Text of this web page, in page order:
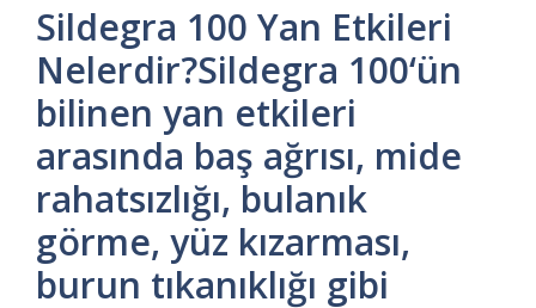
Sildegra 100 Yan Etkileri
Nelerdir?Sildegra 100‘ün
bilinen yan etkileri
arasında baş ağrısı, mide
rahatsızlığı, bulanık
görme, yüz kızarması,
burun tıkanıklığı gibi